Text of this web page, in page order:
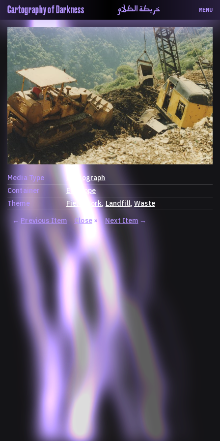
Cartography of Darkness خريطة الظلام MENU
About
ماهيتنا
Map
الخريطة
Periodical
السلسة
Repository
الحاوية
Contributors
المساهمين
Colophon
التختيم
Media Type
Photograph
Container
Envelope
Theme
Field Work Landfill Waste
← Previous Item Close× Next Item →